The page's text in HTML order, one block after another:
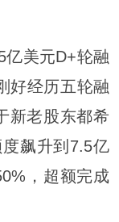
亿美元D+轮融
好经历五轮融
新老股东都希
飙升到7.5亿
，超额完成